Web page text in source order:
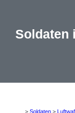
Soldaten
> Soldaten >